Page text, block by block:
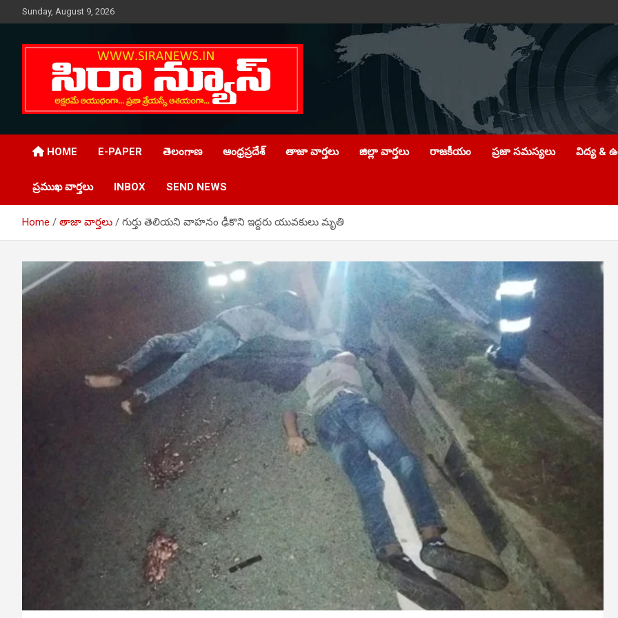
to
Sunday, August 9, 2026
SIRA NEWS
HOME E-PAPER తెలంగాణ ఆంధ్రప్రదేశ్ తాజా వార్తలు జిల్లా వార్తలు రాజకీయం ప్రజా సమస్యలు విద్య &
ప్రముఖ వార్తలు INBOX SEND NEWS
Home తాజా వార్తలు గుర్తు తెలియని వాహనం ఢీకొని ఇద్దరు యువకులు మృతి